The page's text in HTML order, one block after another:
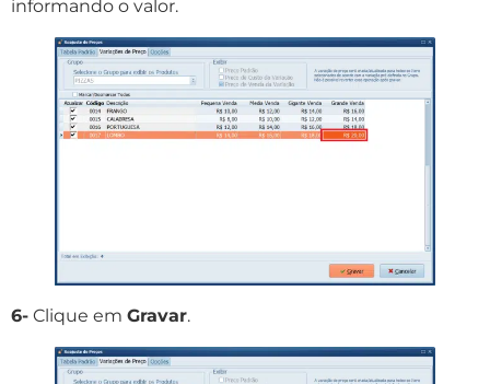
informando o valor.
6- Clique em Gravar.